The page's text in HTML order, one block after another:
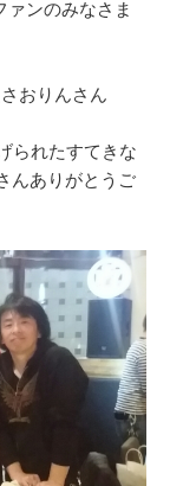
ァンのみなさま
おりんさん
られたすてきな
んありがとうご